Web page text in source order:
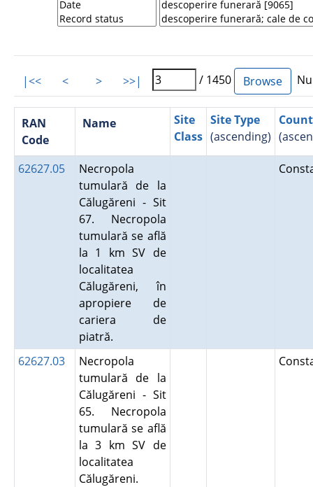
|<< < > >>| / 1450
RAN
Code
Name
Site
Class
Site Type
(ascending)
62627.05
Necropola
tumulară de la
Călugăreni - Sit
67. Necropola
tumulară se află
la 1 km SV de
localitatea
Călugăreni, în
apropiere de
cariera de
piatră.
62627.03
Necropola
tumulară de la
Călugăreni - Sit
65. Necropola
tumulară se află
la 3 km SV de
localitatea
Călugăreni.